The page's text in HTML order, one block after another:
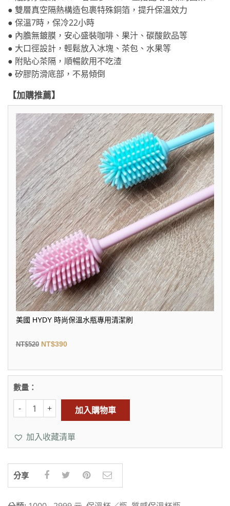
● 雙層真空隔熱構造包裹特殊銅箔，提升保溫效力
● 保溫7時，保冷22小時
● 內膽無鍍膜，安心盛裝咖啡、果汁、碳酸飲品等
● 大口徑設計，輕鬆放入冰塊、茶包、水果等
● 附貼心茶隔，順暢飲用不吃渣
● 矽膠防滑底部，不易傾倒
【加購推薦】
美國 HYDY 時尚保溫水瓶專用清潔刷
NT$520 NT$390
數量：
加入購物車
加入收藏清單
分享